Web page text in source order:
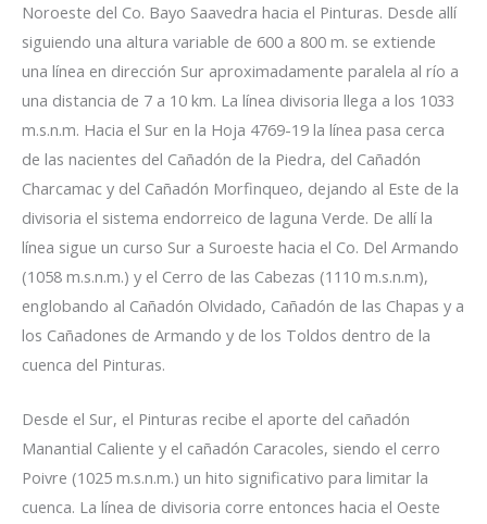
Noroeste del Co. Bayo Saavedra hacia el Pinturas. Desde allí
siguiendo una altura variable de 600 a 800 m. se extiende
una línea en dirección Sur aproximadamente paralela al río a
una distancia de 7 a 10 km. La línea divisoria llega a los 1033
m.s.n.m. Hacia el Sur en la Hoja 4769-19 la línea pasa cerca
de las nacientes del Cañadón de la Piedra, del Cañadón
Charcamac y del Cañadón Morfinqueo, dejando al Este de la
divisoria el sistema endorreico de laguna Verde. De allí la
línea sigue un curso Sur a Suroeste hacia el Co. Del Armando
(1058 m.s.n.m.) y el Cerro de las Cabezas (1110 m.s.n.m),
englobando al Cañadón Olvidado, Cañadón de las Chapas y a
los Cañadones de Armando y de los Toldos dentro de la
cuenca del Pinturas.
Desde el Sur, el Pinturas recibe el aporte del cañadón
Manantial Caliente y el cañadón Caracoles, siendo el cerro
Poivre (1025 m.s.n.m.) un hito significativo para limitar la
cuenca. La línea de divisoria corre entonces hacia el Oeste